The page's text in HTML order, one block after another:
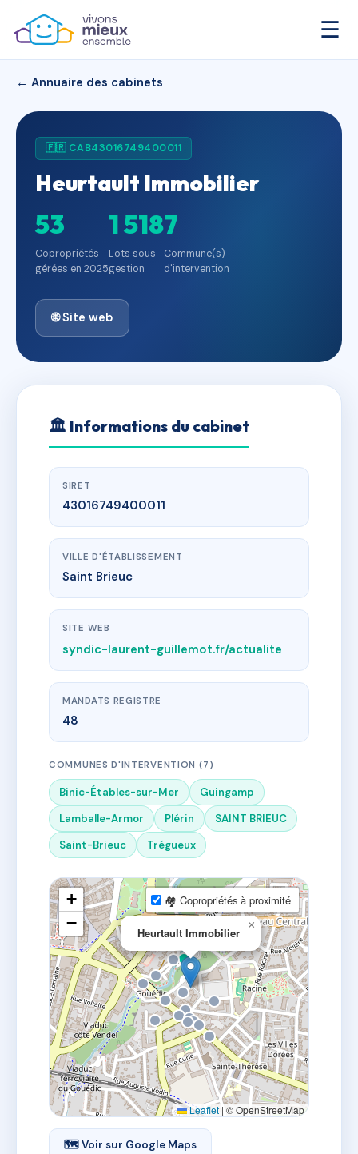
☰
← Annuaire des cabinets
🇫🇷 CAB43016749400011
Heurtault Immobilier
53
Copropriétés
gérées en 2025
1 518
Lots sous
gestion
7
Commune(s)
d'intervention
🌐 Site web
🏛 Informations du cabinet
SIRET
43016749400011
VILLE D'ÉTABLISSEMENT
Saint Brieuc
SITE WEB
syndic-laurent-guillemot.fr/actualite
MANDATS REGISTRE
48
COMMUNES D'INTERVENTION (7)
Binic-Étables-sur-Mer
Guingamp
Lamballe-Armor
Plérin
SAINT BRIEUC
Saint-Brieuc
Trégueux
Heurtault Immobilier
×
+
−
🏘 Copropriétés à proximité
Leaflet | © OpenStreetMap
🗺 Voir sur Google Maps